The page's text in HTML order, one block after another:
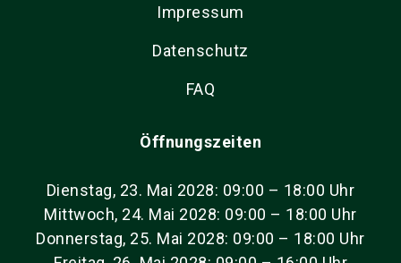
Impressum
Datenschutz
FAQ
Öffnungszeiten
Dienstag, 23. Mai 2028: 09:00 – 18:00 Uhr
Mittwoch, 24. Mai 2028: 09:00 – 18:00 Uhr
Donnerstag, 25. Mai 2028: 09:00 – 18:00 Uhr